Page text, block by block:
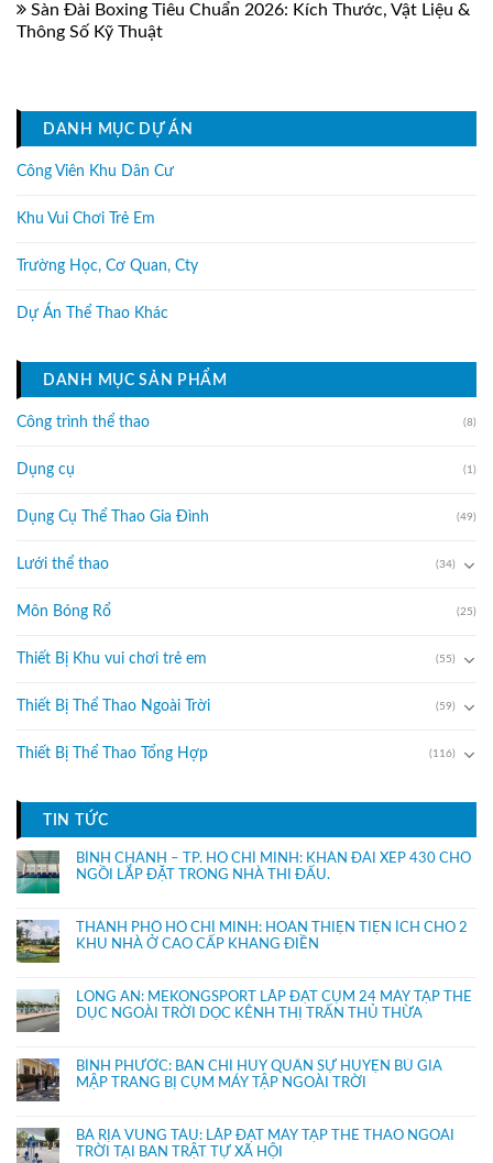
Sàn Đài Boxing Tiêu Chuẩn 2026: Kích Thước, Vật Liệu &
Thông Số Kỹ Thuật
DANH MỤC DỰ ÁN
Công Viên Khu Dân Cư
Khu Vui Chơi Trẻ Em
Trường Học, Cơ Quan, Cty
Dự Án Thể Thao Khác
DANH MỤC SẢN PHẨM
Công trình thể thao (8)
Dụng cụ (1)
Dụng Cụ Thể Thao Gia Đình (49)
Lưới thể thao (34)
Môn Bóng Rổ (25)
Thiết Bị Khu vui chơi trẻ em (55)
Thiết Bị Thể Thao Ngoài Trời (59)
Thiết Bị Thể Thao Tổng Hợp (116)
TIN TỨC
BÌNH CHÁNH – TP. HỒ CHÍ MINH: KHÁN ĐÀI XẾP 430 CHỔ
NGỒI LẮP ĐẶT TRONG NHÀ THI ĐẤU.
THÀNH PHỐ HỒ CHÍ MINH: HOÀN THIỆN TIỆN ÍCH CHO 2
KHU NHÀ Ở CAO CẤP KHANG ĐIỀN
LONG AN: MEKONGSPORT LẮP ĐẶT CỤM 24 MÁY TẬP THỂ
DỤC NGOÀI TRỜI DỌC KÊNH THỊ TRẤN THỦ THỪA
BÌNH PHƯỚC: BAN CHỈ HUY QUÂN SỰ HUYỆN BÙ GIA
MẬP TRANG BỊ CỤM MÁY TẬP NGOÀI TRỜI
BÀ RỊA VŨNG TÀU: LẮP ĐẶT MÁY TẬP THỂ THAO NGOÀI
TRỜI TẠI BAN TRẬT TỰ XÃ HỘI